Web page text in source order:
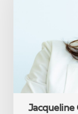
service
public
Jacqueline